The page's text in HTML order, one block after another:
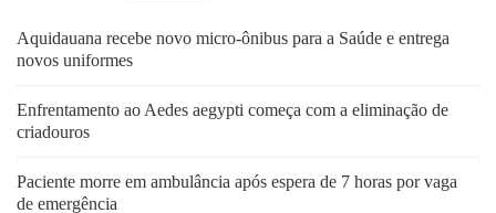
Aquidauana recebe novo micro-ônibus para a Saúde e entrega
novos uniformes
Enfrentamento ao Aedes aegypti começa com a eliminação de
criadouros
Paciente morre em ambulância após espera de 7 horas por vaga
de emergência